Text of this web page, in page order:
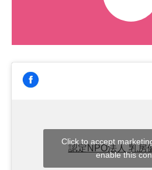
認定NPO法人 乳房
Click to accept
enable this